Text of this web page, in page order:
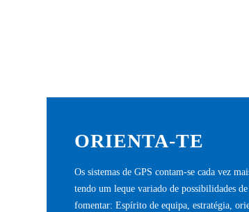
ORIENTA-TE
Os sistemas de GPS contam-se cada vez
tendo um leque variado de possibilidades
fomentar: Espírito de equipa, estratégia,